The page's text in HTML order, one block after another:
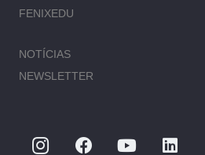
FENIXEDU
NOTÍCIAS
NEWSLETTER